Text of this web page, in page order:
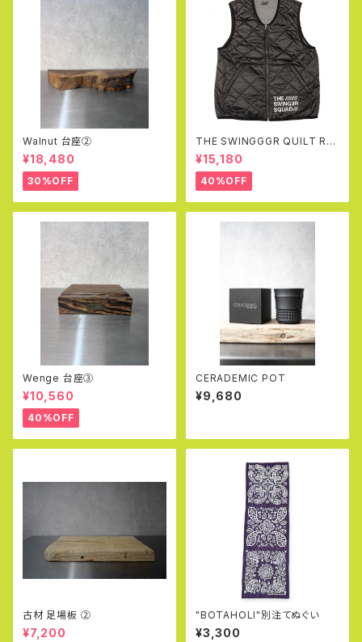
Walnut 台座②
¥18,480
30%OFF
THE SWINGGGR QUILT RE
VERSIBLE VEST (BLACK&G
RAY)
¥15,180
40%OFF
Wenge 台座③
¥10,560
40%OFF
CERADEMIC POT
¥9,680
古材 足場板 ②
¥7,200
"BOTAHOLI"別注てぬぐい
¥3,300